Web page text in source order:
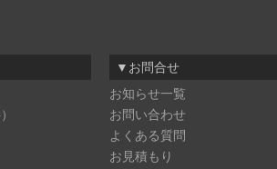
▼お問合せ
お知らせ一覧
お問い合わせ
よくある質問
お見積もり